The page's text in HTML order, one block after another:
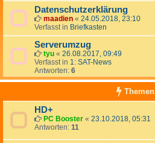
Datenschutzerklärung
maadien « 24.05.2018, 23:10
Verfasst in Briefkasten
Serverumzug
tyu « 26.08.2017, 09:49
Verfasst in 1: SAT-News
Antworten: 6
Themen
HD+
PC Booster « 23.10.2018, 05:31
Antworten: 11